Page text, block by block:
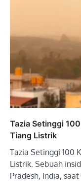
Tazia Setinggi
Tiang Listrik
Tazia Setinggi 100
Listrik. Sebuah
Pradesh, India, saat